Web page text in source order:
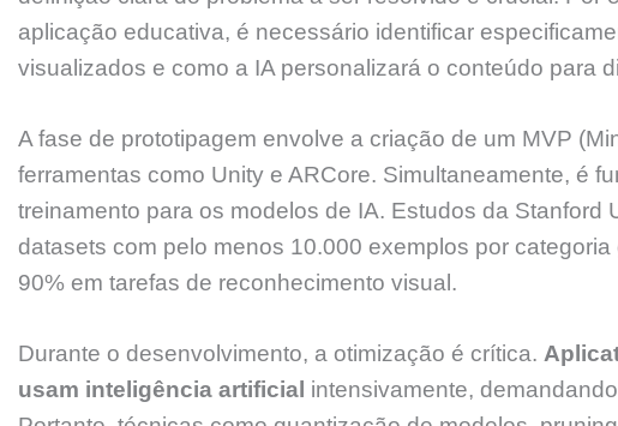
aplicação educativa, é necessário identificar
visualizados e como a IA personalizará o conteúdo para
A fase de prototipagem envolve a criação de um MVP
ferramentas como Unity e ARCore. Simultaneamente, é
treinamento para os modelos de IA. Estudos da Stanford
datasets com pelo menos 10.000 exemplos por
90% em tarefas de reconhecimento visual.
Durante o desenvolvimento, a otimização é crítica.
usam inteligência artificial intensivamente,